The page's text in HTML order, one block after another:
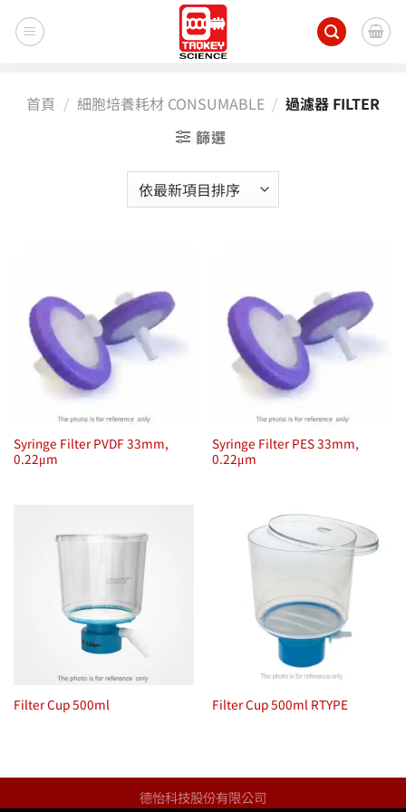
首頁 / 細胞培養耗材 CONSUMABLE / 過濾器 FILTER
篩選
Syringe Filter PVDF 33mm,
0.22μm
Syringe Filter PES 33mm,
0.22μm
Filter Cup 500ml Filter Cup 500ml RTYPE
德怡科技股份有限公司